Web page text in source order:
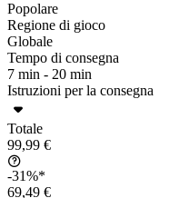
Popolare
Regione di gioco
Globale
Tempo di consegna
7 min - 20 min
Istruzioni per la consegna
Totale
99,99 €
-31%*
69,49 €